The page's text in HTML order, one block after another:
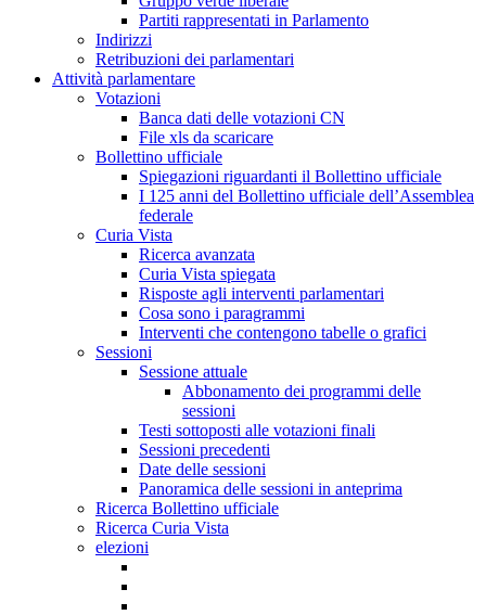
Partiti rappresentati in Parlamento
Indirizzi
Retribuzioni dei parlamentari
Attività parlamentare
Votazioni
Banca dati delle votazioni CN
File xls da scaricare
Bollettino ufficiale
Spiegazioni riguardanti il Bollettino ufficiale
I 125 anni del Bollettino ufficiale dell’Assemblea
federale
Curia Vista
Ricerca avanzata
Curia Vista spiegata
Risposte agli interventi parlamentari
Cosa sono i paragrammi
Interventi che contengono tabelle o grafici
Sessioni
Sessione attuale
Abbonamento dei programmi delle
sessioni
Testi sottoposti alle votazioni finali
Sessioni precedenti
Date delle sessioni
Panoramica delle sessioni in anteprima
Ricerca Bollettino ufficiale
Ricerca Curia Vista
elezioni